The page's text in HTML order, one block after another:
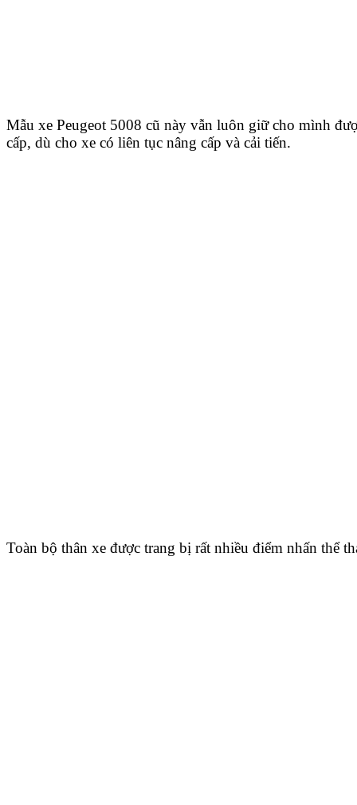
Mẫu xe Peugeot 5008 cũ này vẫn luôn giữ cho mình
cấp, dù cho xe có liên tục nâng cấp và cải tiến.
Toàn bộ thân xe được trang bị rất nhiều điểm nhấn thể